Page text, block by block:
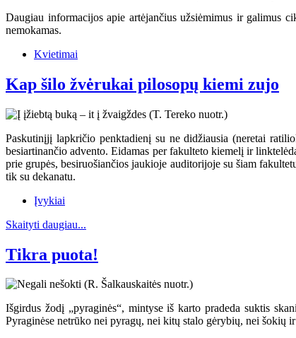
Daugiau informacijos apie artėjančius užsiėmimus ir galimus
nemokamas.
Kvietimai
Kap šilo žvėrukai pilosopų kiemi zujo
Paskutinįjį lapkričio penktadienį su ne didžiausia (neretai
besiartinančio advento. Eidamas per fakulteto kiemelį ir
prie grupės, besiruošiančios jaukioje auditorijoje su šiam
tik su dekanatu.
Įvykiai
Skaityti daugiau...
Tikra puota!
Išgirdus žodį „pyraginės“, mintyse iš karto pradeda suktis
Pyraginėse netrūko nei pyragų, nei kitų stalo gėrybių, nei šokių